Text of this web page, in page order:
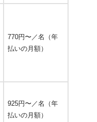
770円〜／名（年
払いの月額）
925円〜／名（年
払いの月額）